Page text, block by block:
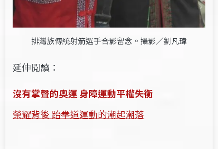
排灣族傳統射箭選手合影留念。攝影／劉凡瑋
延伸閱讀：
沒有掌聲的奧運 身障運動平權失衡
榮耀背後 跆拳道運動的潮起潮落